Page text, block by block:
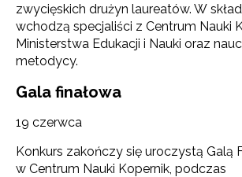
zwycięskich drużyn laureatów. W
wchodzą specjaliści z Centrum Nauki
Ministerstwa Edukacji i Nauki oraz
metodycy.
Gala finałowa
19 czerwca
Konkurs zakończy się uroczystą Galą
w Centrum Nauki Kopernik, podczas